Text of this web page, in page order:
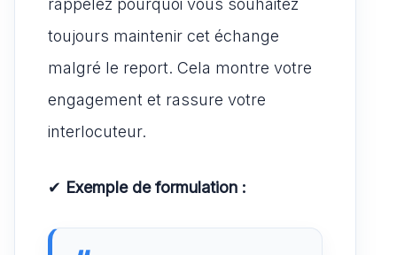
rappelez pourquoi vous souhaitez
toujours maintenir cet échange
malgré le report. Cela montre votre
engagement et rassure votre
interlocuteur.
✔ Exemple de formulation :